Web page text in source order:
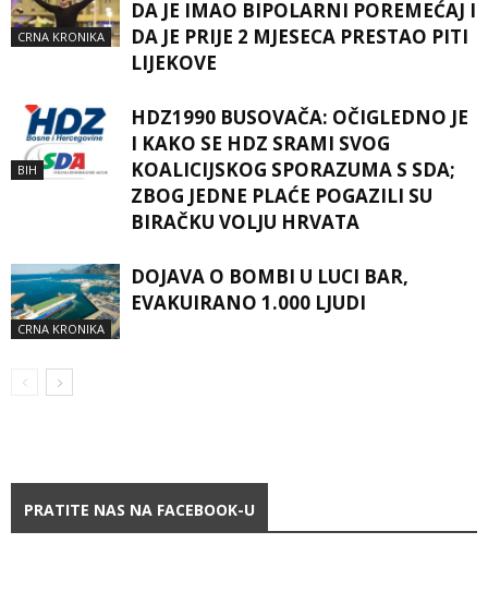
CRNA KRONIKA
DA JE IMAO BIPOLARNI POREMEĆAJ I
DA JE PRIJE 2 MJESECA PRESTAO PITI
LIJEKOVE
BIH
HDZ1990 BUSOVAČA: OČIGLEDNO JE
I KAKO SE HDZ SRAMI SVOG
KOALICIJSKOG SPORAZUMA S SDA;
ZBOG JEDNE PLAĆE POGAZILI SU
BIRAČKU VOLJU HRVATA
CRNA KRONIKA
DOJAVA O BOMBI U LUCI BAR,
EVAKUIRANO 1.000 LJUDI
PRATITE NAS NA FACEBOOK-U